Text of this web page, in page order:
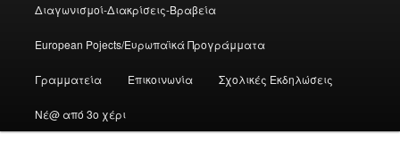
Διαγωνισμοί-Διακρίσεις-Βραβεία
European Pojects/Ευρωπαϊκά Προγράμματα
Γραμματεία Επικοινωνία Σχολικές Εκδηλώσεις
Νέ@ από 3ο χέρι